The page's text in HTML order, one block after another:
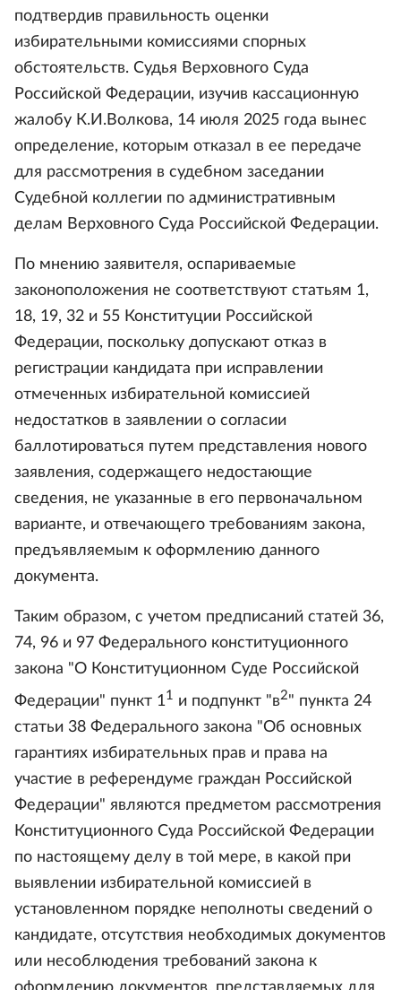
подтвердив правильность оценки
избирательными комиссиями спорных
обстоятельств. Судья Верховного Суда
Российской Федерации, изучив кассационную
жалобу К.И.Волкова, 14 июля 2025 года вынес
определение, которым отказал в ее передаче
для рассмотрения в судебном заседании
Судебной коллегии по административным
делам Верховного Суда Российской Федерации.
По мнению заявителя, оспариваемые
законоположения не соответствуют статьям 1,
18, 19, 32 и 55 Конституции Российской
Федерации, поскольку допускают отказ в
регистрации кандидата при исправлении
отмеченных избирательной комиссией
недостатков в заявлении о согласии
баллотироваться путем представления нового
заявления, содержащего недостающие
сведения, не указанные в его первоначальном
варианте, и отвечающего требованиям закона,
предъявляемым к оформлению данного
документа.
Таким образом, с учетом предписаний статей 36,
74, 96 и 97 Федерального конституционного
закона "О Конституционном Суде Российской
Федерации" пункт 11 и подпункт "в2" пункта 24
статьи 38 Федерального закона "Об основных
гарантиях избирательных прав и права на
участие в референдуме граждан Российской
Федерации" являются предметом рассмотрения
Конституционного Суда Российской Федерации
по настоящему делу в той мере, в какой при
выявлении избирательной комиссией в
установленном порядке неполноты сведений о
кандидате, отсутствия необходимых документов
или несоблюдения требований закона к